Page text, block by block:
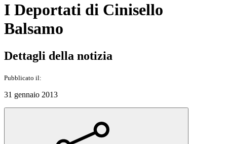
I Deportati di Cinisello
Balsamo
Dettagli della notizia
Pubblicato il:
31 gennaio 2013